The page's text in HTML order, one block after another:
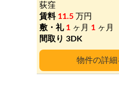
詳細
荻窪
11.5 万円
1 ヶ月 1 ヶ月
3DK